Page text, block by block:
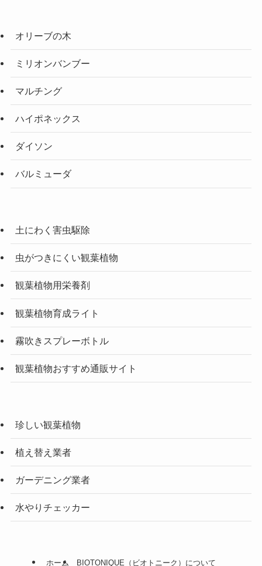
オリーブの木
ミリオンバンブー
マルチング
ハイポネックス
ダイソン
バルミューダ
土にわく害虫駆除
虫がつきにくい観葉植物
観葉植物用栄養剤
観葉植物育成ライト
霧吹きスプレーボトル
観葉植物おすすめ通販サイト
珍しい観葉植物
植え替え業者
ガーデニング業者
水やりチェッカー
ホーム BIOTONIQUE（ビオトニーク）について